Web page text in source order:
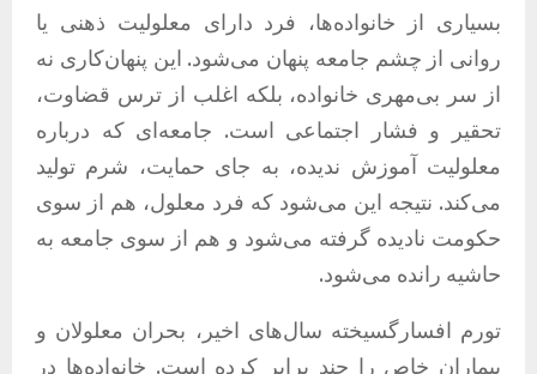
بسیاری از خانواده‌ها، فرد دارای معلولیت ذهنی یا
روانی از چشم جامعه پنهان می‌شود. این پنهان‌کاری نه
از سر بی‌مهری خانواده، بلکه اغلب از ترس قضاوت،
تحقیر و فشار اجتماعی است. جامعه‌ای که درباره
معلولیت آموزش ندیده، به جای حمایت، شرم تولید
می‌کند. نتیجه این می‌شود که فرد معلول، هم از سوی
حکومت نادیده گرفته می‌شود و هم از سوی جامعه به
حاشیه رانده می‌شود.
تورم افسارگسیخته سال‌های اخیر، بحران معلولان و
بیماران خاص را چند برابر کرده است. خانواده‌ها در